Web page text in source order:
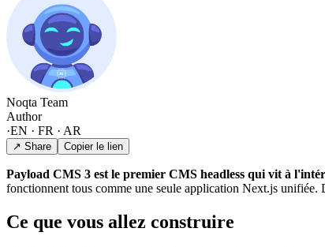
Noqta Team
Author
·EN · FR · AR
↗ Share Copier le lien
Payload CMS 3 est le premier CMS headless qui vit à
fonctionnent tous comme une seule application Next.js
Ce que vous allez construire